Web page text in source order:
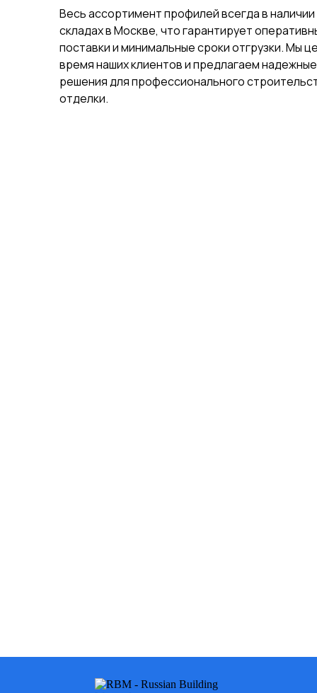
Весь ассортимент профилей всегда в наличии
складах в Москве, что гарантирует
поставки и минимальные сроки отгрузки. Мы
время наших клиентов и предлагаем надежные
решения для профессионального
отделки.